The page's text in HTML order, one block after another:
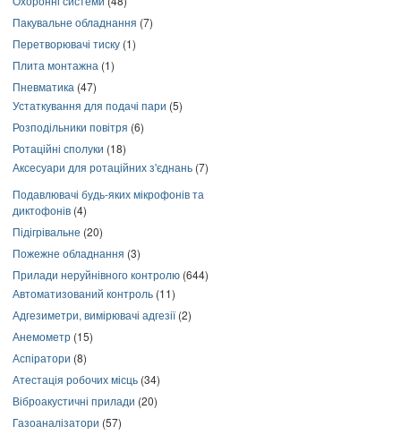
Пакувальне обладнання (7)
Перетворювачі тиску (1)
Плита монтажна (1)
Пневматика (47)
Устаткування для подачі пари (5)
Розподільники повітря (6)
Ротаційні сполуки (18)
Аксесуари для ротаційних з'єднань (7)
Подавлювачі будь-яких мікрофонів та
диктофонів (4)
Підігрівальне (20)
Пожежне обладнання (3)
Прилади неруйнівного контролю (644)
Автоматизований контроль (11)
Адгезиметри, вимірювачі адгезії(2)
Анемометр (15)
Аспіратори (8)
Атестація робочих місць (34)
Віброакустичні прилади (20)
Газоаналізатори (57)